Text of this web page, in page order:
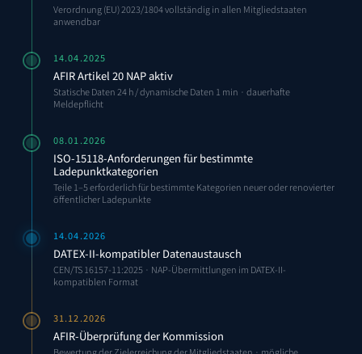
Verordnung (EU) 2023/1804 vollständig in allen Mitgliedstaaten
anwendbar
14.04.2025
AFIR Artikel 20 NAP aktiv
Statische Daten 24 h / dynamische Daten 1 min · dauerhafte
Meldepflicht
08.01.2026
ISO-15118-Anforderungen für bestimmte
Ladepunktkategorien
Teile 1–5 erforderlich für bestimmte Kategorien neuer oder renovierter
öffentlicher Ladepunkte
14.04.2026
DATEX-II-kompatibler Datenaustausch
CEN/TS 16157-11:2025 · NAP-Übermittlungen im DATEX-II-
kompatiblen Format
31.12.2026
AFIR-Überprüfung der Kommission
Bewertung der Zielerreichung der Mitgliedstaaten · mögliche